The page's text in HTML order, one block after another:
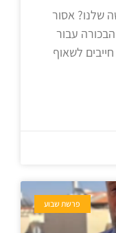
שלנו? אסור
עבור
לשאוף
פרשת שבוע